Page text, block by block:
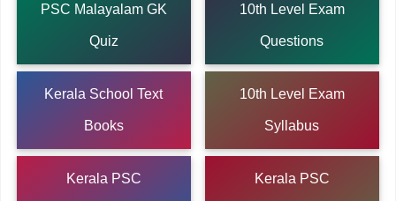
PSC Malayalam GK
Quiz
10th Level Exam
Questions
Kerala School Text
Books
10th Level Exam
Syllabus
Kerala PSC Kerala PSC